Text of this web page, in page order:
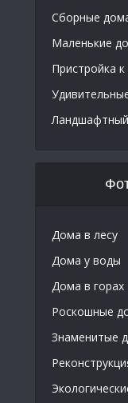
Сборные
Маленькие
Пристройка
Дома в лесу
Дома у воды
Дома в горах
Роскошные
Знаменитые